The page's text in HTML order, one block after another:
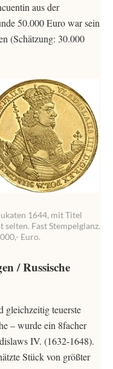
aus der
50.000 Euro war sein
(Schätzung: 30.000
1644, mit Titel
Fast Stempelglanz.
Euro.
/ Russische
gleichzeitig teuerste
– wurde ein 8facher
IV. (1632-1648).
Stück von größter